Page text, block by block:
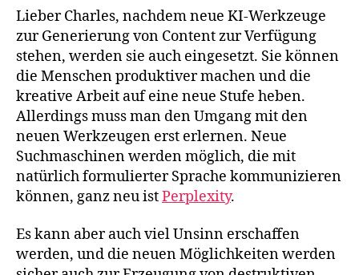
nicht?
Lieber Charles, nachdem neue KI-Werkzeuge
zur Generierung von Content zur Verfügung
stehen, werden sie auch eingesetzt. Sie können
die Menschen produktiver machen und die
kreative Arbeit auf eine neue Stufe heben.
Allerdings muss man den Umgang mit den
neuen Werkzeugen erst erlernen. Neue
Suchmaschinen werden möglich, die mit
natürlich formulierter Sprache kommunizieren
können, ganz neu istPerplexity.
Es kann aber auch viel Unsinn erschaffen
werden, und die neuen Möglichkeiten werden